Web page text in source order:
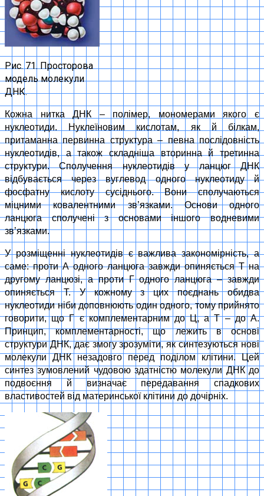
Рис. 71. Просторова
модель молекули
ДНК.
Кожна нитка ДНК – полімер, мономерами якого є
нуклеотиди. Нуклеїновим кислотам, як й білкам,
притаманна первинна структура – певна послідовність
нуклеотидів, а також складніша вторинна й третинна
структури. Сполучення нуклеотидів у ланцюг ДНК
відбувається через вуглевод одного нуклеотиду й
фосфатну кислоту сусіднього. Вони сполучаються
міцними ковалентними зв’язками. Основи одного
ланцюга сполучені з основами іншого водневими
зв’язками.
У розміщенні нуклеотидів є важлива закономірність, а
саме: проти А одного ланцюга завжди опиняється Т на
другому ланцюзі, а проти Г одного ланцюга – завжди
опиняється Т. У кожному з цих поєднань обидва
нуклеотиди ніби доповнюють один одного, тому прийнято
говорити, що Г є комплементарним до Ц, а Т – до А.
Принцип, комплементарності, що лежить в основі
структури ДНК, дає змогу зрозуміти, як синтезуються нові
молекули ДНК незадовго перед поділом клітини. Цей
синтез зумовлений чудовою здатністю молекули ДНК до
подвоєння й визначає передавання спадкових
властивостей від материнської клітини до дочірніх.